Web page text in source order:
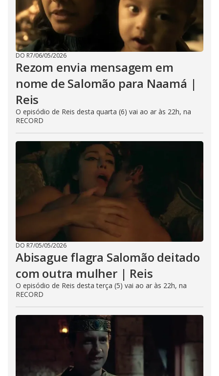
DO R7/06/05/2026
Rezom envia mensagem em
nome de Salomão para Naamá |
Reis
O episódio de Reis desta quarta (6) vai ao ar às 22h, na
RECORD
DO R7/05/05/2026
Abisague flagra Salomão deitado
com outra mulher | Reis
O episódio de Reis desta terça (5) vai ao ar às 22h, na
RECORD